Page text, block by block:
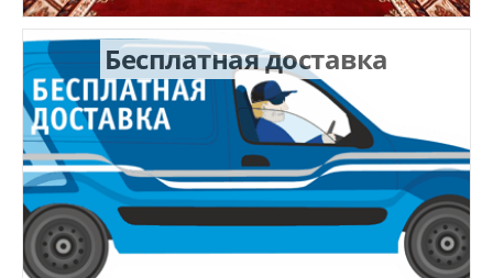
Бесплатная доставка